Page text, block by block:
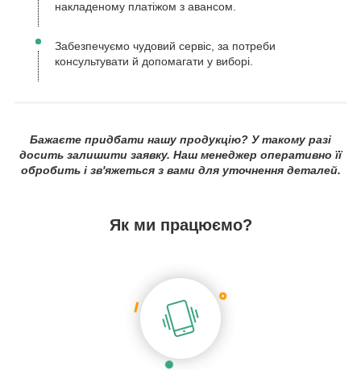
накладеному платіжом з авансом.
Забезпечуємо чудовий сервіс, за потреби
консультувати й допомагати у виборі.
Бажаєте придбати нашу продукцію? У такому разі
досить залишити заявку. Наш менеджер оперативно її
обробить і зв'яжеться з вами для уточнення деталей.
Як ми працюємо?